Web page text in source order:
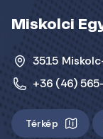
Miskolci
3515
+36 (46)
Térkép